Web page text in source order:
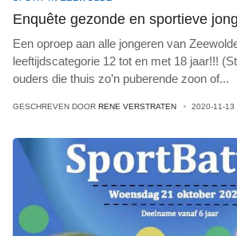
Enquête gezonde en sportieve
Een oproep aan alle jongeren van
leeftijdscategorie 12 tot en met 18 jaar!!!
ouders die thuis zo’n puberende zoon of...
GESCHREVEN DOOR RENE VERSTRATEN 2020-11-13